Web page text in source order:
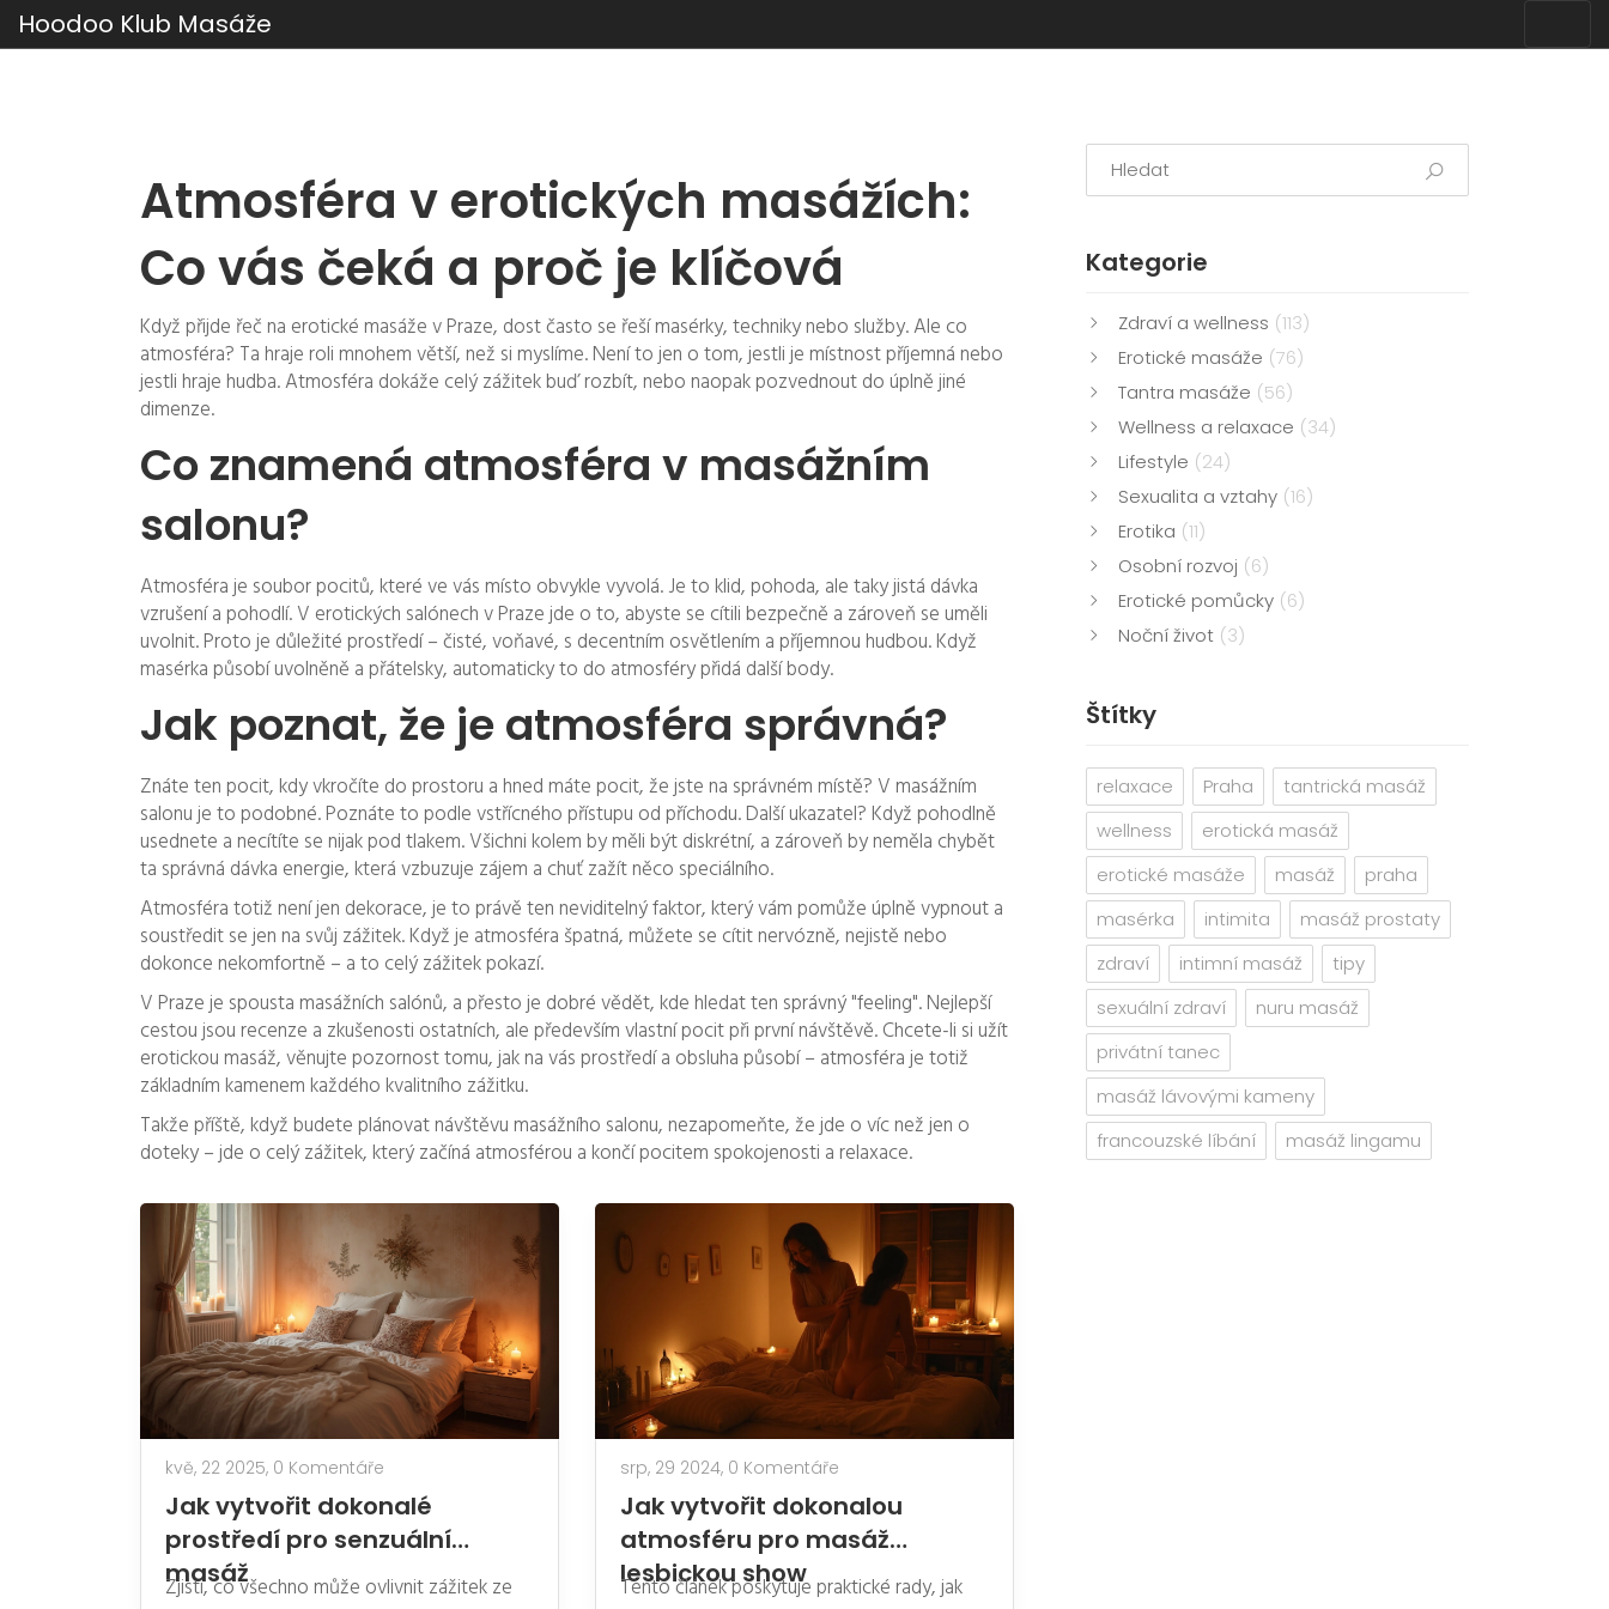
Hoodoo Klub Masáže
Atmosféra v erotických masážích:
Co vás čeká a proč je klíčová
Když přijde řeč na erotické masáže v Praze, dost často se řeší masérky, techniky nebo služby. Ale co
atmosféra? Ta hraje roli mnohem větší, než si myslíme. Není to jen o tom, jestli je místnost příjemná nebo
jestli hraje hudba. Atmosféra dokáže celý zážitek buď rozbít, nebo naopak pozvednout do úplně jiné
dimenze.
Co znamená atmosféra v masážním
salonu?
Atmosféra je soubor pocitů, které ve vás místo obvykle vyvolá. Je to klid, pohoda, ale taky jistá dávka
vzrušení a pohodlí. V erotických salónech v Praze jde o to, abyste se cítili bezpečně a zároveň se uměli
uvolnit. Proto je důležité prostředí – čisté, voňavé, s decentním osvětlením a příjemnou hudbou. Když
masérka působí uvolněně a přátelsky, automaticky to do atmosféry přidá další body.
Jak poznat, že je atmosféra správná?
Znáte ten pocit, kdy vkročíte do prostoru a hned máte pocit, že jste na správném místě? V masážním
salonu je to podobné. Poznáte to podle vstřícného přístupu od příchodu. Další ukazatel? Když pohodlně
usednete a necítíte se nijak pod tlakem. Všichni kolem by měli být diskrétní, a zároveň by neměla chybět
ta správná dávka energie, která vzbuzuje zájem a chuť zažít něco speciálního.
Atmosféra totiž není jen dekorace, je to právě ten neviditelný faktor, který vám pomůže úplně vypnout a
soustředit se jen na svůj zážitek. Když je atmosféra špatná, můžete se cítit nervózně, nejistě nebo
dokonce nekomfortně – a to celý zážitek pokazí.
V Praze je spousta masážních salónů, a přesto je dobré vědět, kde hledat ten správný "feeling". Nejlepší
cestou jsou recenze a zkušenosti ostatních, ale především vlastní pocit při první návštěvě. Chcete-li si užít
erotickou masáž, věnujte pozornost tomu, jak na vás prostředí a obsluha působí – atmosféra je totiž
základním kamenem každého kvalitního zážitku.
Takže příště, když budete plánovat návštěvu masážního salonu, nezapomeňte, že jde o víc než jen o
doteky – jde o celý zážitek, který začíná atmosférou a končí pocitem spokojenosti a relaxace.
kvě, 22 2025, 0 Komentáře
Jak vytvořit dokonalé
prostředí pro senzuální
masáž
Zjisti, co všechno může ovlivnit zážitek ze
srp, 29 2024, 0 Komentáře
Jak vytvořit dokonalou
atmosféru pro masáž
lesbickou show
Tento článek poskytuje praktické rady, jak
Kategorie
Zdraví a wellness (113)
Erotické masáže (76)
Tantra masáže (56)
Wellness a relaxace (34)
Lifestyle (24)
Sexualita a vztahy (16)
Erotika (11)
Osobní rozvoj (6)
Erotické pomůcky (6)
Noční život (3)
Štítky
relaxace Praha
tantrická masáž
wellness
erotická masáž
erotické masáže
masáž
praha
masérka
intimita
masáž prostaty
zdraví
intimní masáž
tipy
sexuální zdraví
nuru masáž
privátní tanec
masáž lávovými kameny
francouzské líbání
masáž lingamu